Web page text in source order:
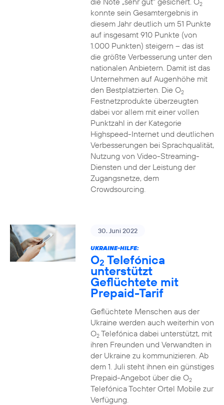
2
konnte sein Gesamtergebnis in
diesem Jahr deutlich um 51 Punkte
auf insgesamt 910 Punkte (von
1.000 Punkten) steigern – das ist
die größte Verbesserung unter den
nationalen Anbietern. Damit ist das
Unternehmen auf Augenhöhe mit
den Bestplatzierten. Die O2
Festnetzprodukte überzeugten
dabei vor allem mit einer vollen
Punktzahl in der Kategorie
Highspeed-Internet und deutlichen
Verbesserungen bei Sprachqualität,
Nutzung von Video-Streaming-
Diensten und der Leistung der
Zugangsnetze, dem
Crowdsourcing.
30. Juni 2022
UKRAINE-HILFE:
O2 Telefónica
unterstützt
Geflüchtete mit
Prepaid-Tarif
Geflüchtete Menschen aus der
Ukraine werden auch weiterhin von
O2Telefónica dabei unterstützt, mit
ihren Freunden und Verwandten in
der Ukraine zu kommunizieren. Ab
dem 1. Juli steht ihnen ein günstiges
Prepaid-Angebot über die O2
Telefónica Tochter Ortel Mobile zur
Verfügung.